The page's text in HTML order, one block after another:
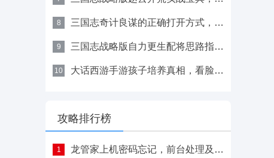
8 三国志奇计良谋的正确打开方式，如何利用速度属性实现双核压制
9 三国志战略版自力更生配将思路指南，如何将账号价值最大化
10 大话西游手游孩子培养真相，看脸、经济、长情，对号入座
攻略排行榜
1 龙管家上机密码忘记，前台处理及扫码上机解决办法